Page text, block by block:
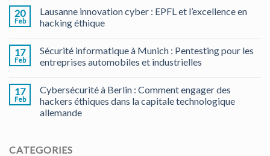
20
Feb
Lausanne innovation cyber : EPFL et l’excellence en
hacking éthique
17
Feb
Sécurité informatique à Munich : Pentesting pour les
entreprises automobiles et industrielles
17
Feb
Cybersécurité à Berlin : Comment engager des
hackers éthiques dans la capitale technologique
allemande
CATEGORIES